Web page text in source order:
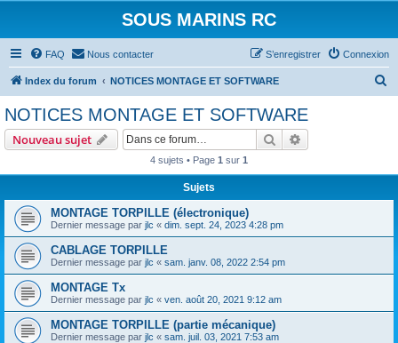
SOUS MARINS RC
FAQ Nous contacter Connexion
S’enregistrer
Index du forum NOTICES MONTAGE ET SOFTWARE
r
NOTICES MONTAGE ET SOFTWARE
Nouveau sujet Rechercher
4 sujets • Page 1 sur 1
Sujets
MONTAGE TORPILLE (électronique)
Dernier message par jlc « dim. sept. 24, 2023 4:28 pm
CABLAGE TORPILLE
Dernier message par jlc « sam. janv. 08, 2022 2:54 pm
MONTAGE Tx
Dernier message par jlc « ven. août 20, 2021 9:12 am
MONTAGE TORPILLE (partie mécanique)
Dernier message par jlc « sam. juil. 03, 2021 7:53 am